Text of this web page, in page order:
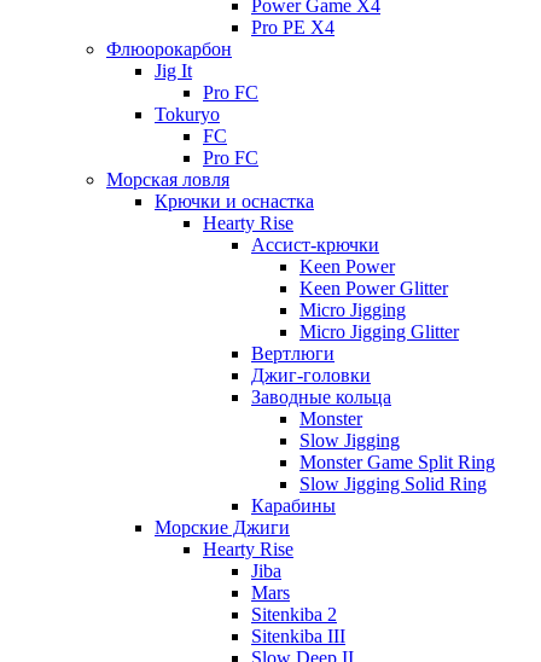
Power Game X4
Pro PE X4
Флюорокарбон
Jig It
Pro FC
Tokuryo
FC
Pro FC
Морская ловля
Крючки и оснастка
Hearty Rise
Ассист-крючки
Keen Power
Keen Power Glitter
Micro Jigging
Micro Jigging Glitter
Вертлюги
Джиг-головки
Заводные кольца
Monster
Slow Jigging
Monster Game Split Ring
Slow Jigging Solid Ring
Карабины
Морские Джиги
Hearty Rise
Jiba
Mars
Sitenkiba 2
Sitenkiba III
Slow Deep II